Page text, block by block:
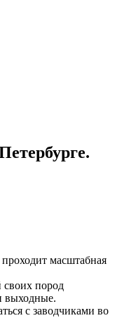
масштабная
своих пород
выходные.
с заводчиками во